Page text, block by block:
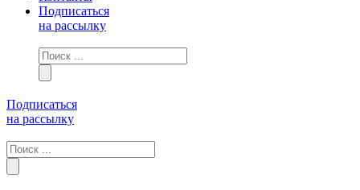
Подписаться
на рассылку
Подписаться
на рассылку